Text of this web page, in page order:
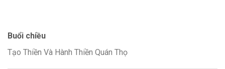
Buổi chiều
Tạo Thiền Và Hành Thiền Quán Thọ